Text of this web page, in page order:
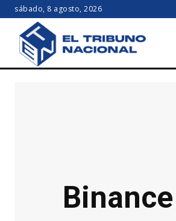
sábado, 8 agosto, 2026